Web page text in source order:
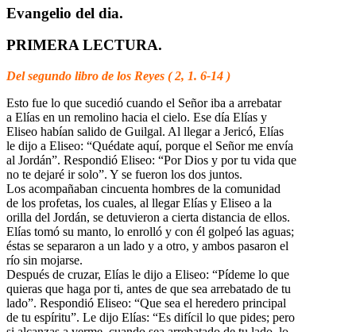
Evangelio del dia.
PRIMERA LECTURA.
Del segundo libro de los Reyes ( 2, 1. 6-14 )
Esto fue lo que sucedió cuando el Señor iba a arrebatar
a Elías en un remolino hacia el cielo. Ese día Elías y
Eliseo habían salido de Guilgal. Al llegar a Jericó, Elías
le dijo a Eliseo: “Quédate aquí, porque el Señor me envía
al Jordán”. Respondió Eliseo: “Por Dios y por tu vida que
no te dejaré ir solo”. Y se fueron los dos juntos.
Los acompañaban cincuenta hombres de la comunidad
de los profetas, los cuales, al llegar Elías y Eliseo a la
orilla del Jordán, se detuvieron a cierta distancia de ellos.
Elías tomó su manto, lo enrolló y con él golpeó las aguas;
éstas se separaron a un lado y a otro, y ambos pasaron el
río sin mojarse.
Después de cruzar, Elías le dijo a Eliseo: “Pídeme lo que
quieras que haga por ti, antes de que sea arrebatado de tu
lado”. Respondió Eliseo: “Que sea el heredero principal
de tu espíritu”. Le dijo Elías: “Es difícil lo que pides; pero